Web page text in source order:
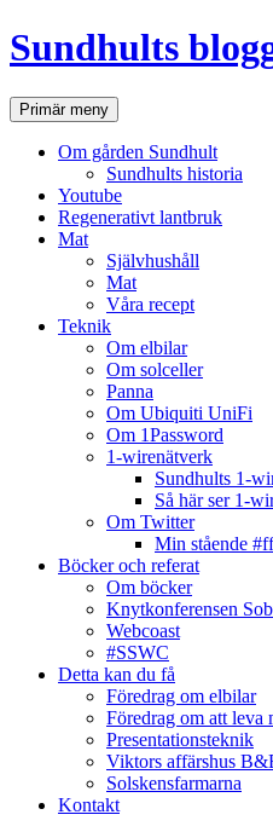
Hoppa
till
Sundhults
SökPrimär meny
Om gården Sundhult
Sundhults historia
Youtube
Regenerativt lantbruk
Mat
Självhushåll
Mat
Våra recept
Teknik
Om elbilar
Om solceller
Panna
Om Ubiquiti UniFi
Om 1Password
1-wirenätverk
Sundhults 1-
Så här ser 1-
Om Twitter
Min stående
Böcker och referat
Om böcker
Knytkonferensen
Webcoast
#SSWC
Detta kan du få
Föredrag om elbilar
Föredrag om att leva
Presentationsteknik
Viktors affärshus
Solskensfarmarna
Kontakt